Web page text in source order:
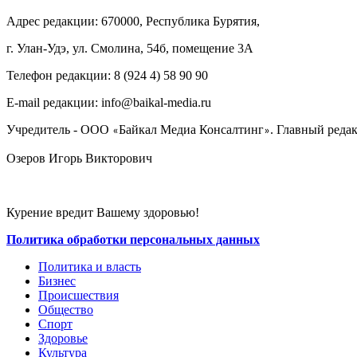
Адрес редакции: 670000, Республика Бурятия,
г. Улан-Удэ, ул. Смолина, 54б, помещение 3А
Телефон редакции: ‎‎8 (924 4) 58 90 90
E-mail редакции: info@baikal-media.ru
Учредитель - ООО «Байкал Медиа Консалтинг». Главный
Озеров Игорь Викторович
Курение вредит Вашему здоровью!
Политика обработки персональных данных
Политика и власть
Бизнес
Происшествия
Общество
Cпорт
Здоровье
Культура